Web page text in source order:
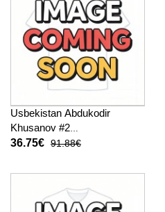
Usbekistan Abdukodir
Khusanov #2
Fußballbekleidung Heimtrikot
kurze hosen)
36.75€ 91.88€